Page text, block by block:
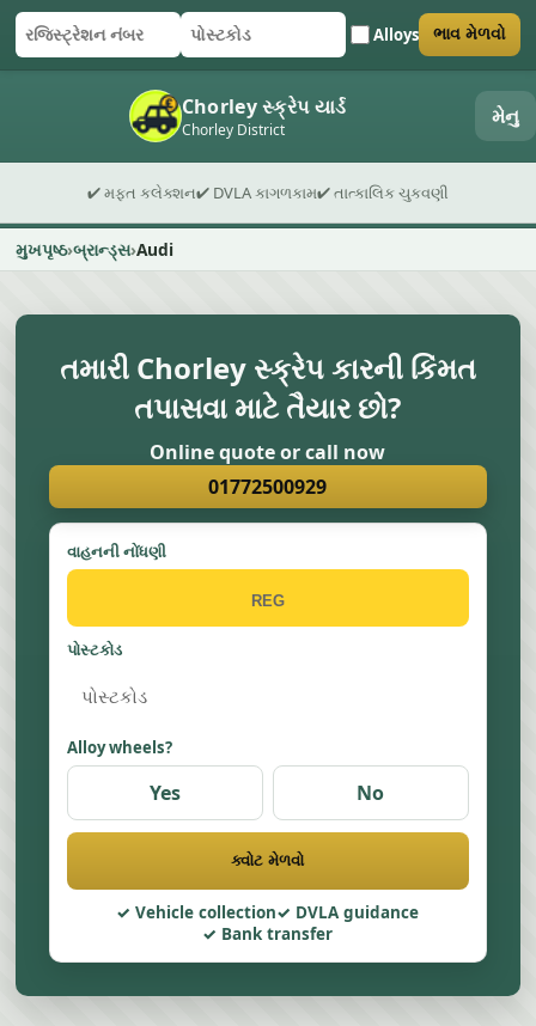
રજિસ્ટ્રેશન નંબર
પોસ્ટકોડ Alloys
ફોર્મ સબમિટ કરો ભાવ મેળવો
Chorley સ્ક્રેપ યાર્ડ
Chorley District મેનુ
✔ મફત કલેક્શન✔ DVLA કાગળકામ✔ તાત્કાલિક ચુકવણી
મુખપૃષ્ઠ બ્રાન્ડ્સ Audi
તમારી Chorley સ્ક્રેપ કારની કિંમત
તપાસવા માટે તૈયાર છો?
Online quote or call now
01772500929
વાહનની નોંધણી
પોસ્ટકોડ
Alloy wheels?
Yes No
ક્વોટ મેળવો
Vehicle collection
DVLA guidance
Bank transfer